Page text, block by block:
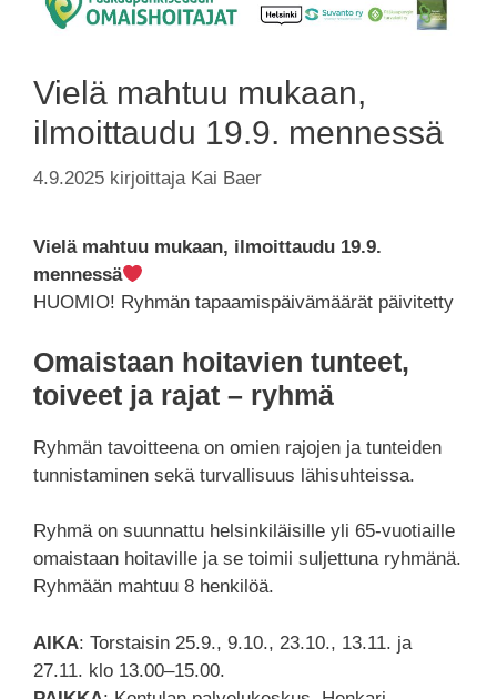
Vielä mahtuu mukaan,
ilmoittaudu 19.9. mennessä
4.9.2025 kirjoittaja Kai Baer
Vielä mahtuu mukaan, ilmoittaudu 19.9.
mennessä
HUOMIO! Ryhmän tapaamispäivämäärät päivitetty
Omaistaan hoitavien tunteet,
toiveet ja rajat – ryhmä
Ryhmän tavoitteena on omien rajojen ja tunteiden
tunnistaminen sekä turvallisuus lähisuhteissa.
Ryhmä on suunnattu helsinkiläisille yli 65-vuotiaille
omaistaan hoitaville ja se toimii suljettuna ryhmänä.
Ryhmään mahtuu 8 henkilöä.
AIKA: Torstaisin 25.9., 9.10., 23.10., 13.11. ja
27.11. klo 13.00–15.00.